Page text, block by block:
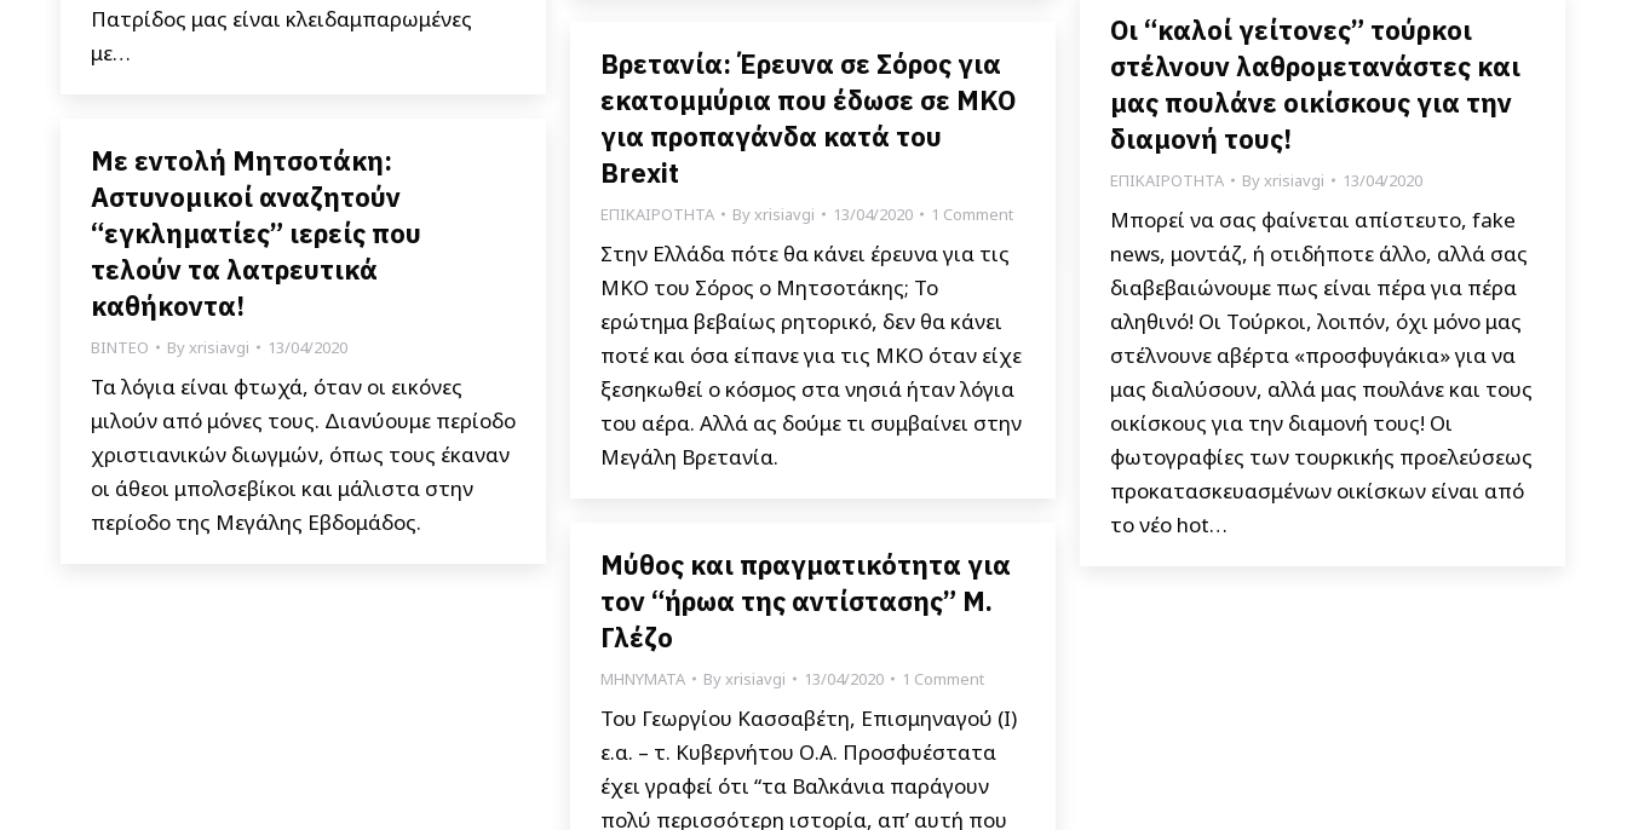
Πατρίδος μας είναι κλειδαμπαρωμένες
με…
Οι “καλοί γείτονες” τούρκοι
στέλνουν λαθρομετανάστες και
μας πουλάνε οικίσκους για την
διαμονή τους!
ΕΠΙΚΑΙΡΟΤΗΤΑ Byxrisiavgi 13/04/2020
Μπορεί να σας φαίνεται απίστευτο, fake
news, μοντάζ, ή οτιδήποτε άλλο, αλλά σας
διαβεβαιώνουμε πως είναι πέρα για πέρα
αληθινό! Οι Τούρκοι, λοιπόν, όχι μόνο μας
στέλνουνε αβέρτα «προσφυγάκια» για να
μας διαλύσουν, αλλά μας πουλάνε και τους
οικίσκους για την διαμονή τους! Οι
φωτογραφίες των τουρκικής προελεύσεως
προκατασκευασμένων οικίσκων είναι από
το νέο hot…
Βρετανία: Έρευνα σε Σόρος για
εκατομμύρια που έδωσε σε ΜΚΟ
για προπαγάνδα κατά του
Brexit
ΕΠΙΚΑΙΡΟΤΗΤΑ Byxrisiavgi 13/04/2020 1 Comment
Στην Ελλάδα πότε θα κάνει έρευνα για τις
ΜΚΟ του Σόρος ο Μητσοτάκης; Το
ερώτημα βεβαίως ρητορικό, δεν θα κάνει
ποτέ και όσα είπανε για τις ΜΚΟ όταν είχε
ξεσηκωθεί ο κόσμος στα νησιά ήταν λόγια
του αέρα. Αλλά ας δούμε τι συμβαίνει στην
Μεγάλη Βρετανία.
Με εντολή Μητσοτάκη:
Αστυνομικοί αναζητούν
“εγκληματίες” ιερείς που
τελούν τα λατρευτικά
καθήκοντα!
ΒΙΝΤΕΟ Byxrisiavgi 13/04/2020
Τα λόγια είναι φτωχά, όταν οι εικόνες
μιλούν από μόνες τους. Διανύουμε περίοδο
χριστιανικών διωγμών, όπως τους έκαναν
οι άθεοι μπολσεβίκοι και μάλιστα στην
περίοδο της Μεγάλης Εβδομάδος.
Μύθος και πραγματικότητα για
τον “ήρωα της αντίστασης” Μ.
Γλέζο
ΜΗΝΥΜΑΤΑ Byxrisiavgi 13/04/2020 1 Comment
Του Γεωργίου Κασσαβέτη, Επισμηναγού (Ι)
ε.α. – τ. Κυβερνήτου Ο.Α. Προσφυέστατα
έχει γραφεί ότι “τα Βαλκάνια παράγουν
πολύ περισσότερη ιστορία, απ’ αυτή που